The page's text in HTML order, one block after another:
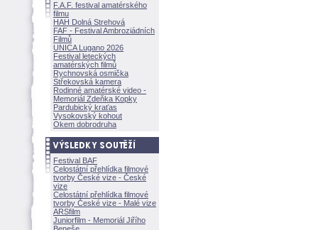
F.A.F. festival amatérského
filmu
HAH Dolná Strehov
FAF - Festival Ambroziádních
Filmů
UNICA Lugano 2026
Festival leteckých
amatérských filmů
Rychnovská osmička
Střekovská kamera
Rodinné amatérské video -
Memoriál Zdeňka Kopky
Pardubický kraťas
Vysokovský kohout
Okem dobrodruha
Festival BAF
Celostátní přehlídka filmové
tvorby České vize - České
vize
Celostátní přehlídka filmové
tvorby České vize - Malé vize
ARSfilm
Juniorfilm - Memoriál Jiřího